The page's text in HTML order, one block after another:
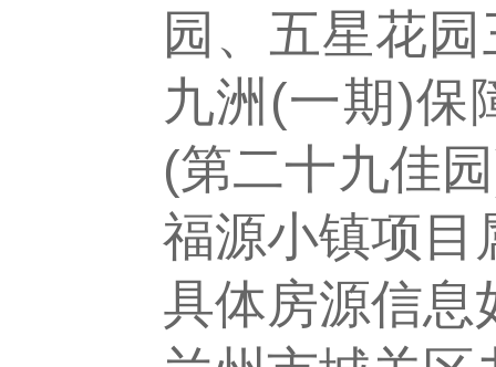
园、五星花
九洲(一期)保
(第二十九佳
福源小镇项目
具体房源信息